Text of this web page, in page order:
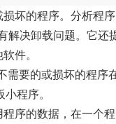
坏的程序。分析程
决卸载问题。它还
件。
要的或损坏的程序
程序。
序的数据，在一个